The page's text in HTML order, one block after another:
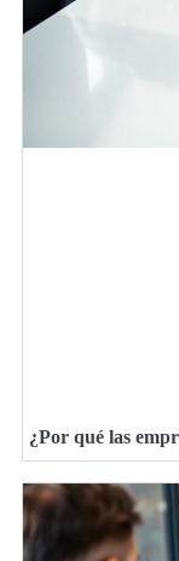
¿Por qué las